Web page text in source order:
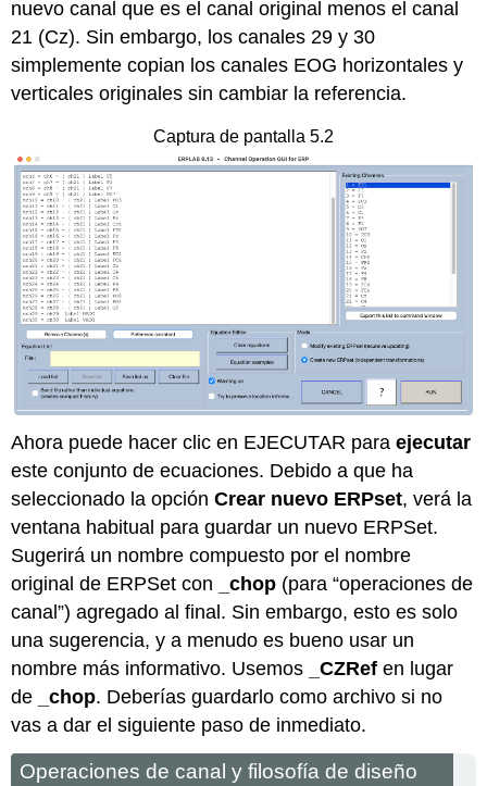
nuevo canal que es el canal original menos el canal
21 (Cz). Sin embargo, los canales 29 y 30
simplemente copian los canales EOG horizontales y
verticales originales sin cambiar la referencia.
Captura de pantalla 5.2
Ahora puede hacer clic en EJECUTAR paraejecutar
este conjunto de ecuaciones. Debido a que ha
seleccionado la opciónCrear nuevo ERPset, verá la
ventana habitual para guardar un nuevo ERPSet.
Sugerirá un nombre compuesto por el nombre
original de ERPSet con
_chop (para “operaciones de
canal”) agregado al final. Sin embargo, esto es solo
una sugerencia, y a menudo es bueno usar un
nombre más informativo. Usemos
_CZRef en lugar
de
_chop. Deberías guardarlo como archivo si no
vas a dar el siguiente paso de inmediato.
Operaciones de canal y filosofía de diseño